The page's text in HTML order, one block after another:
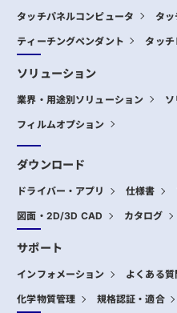
タッチパネルコンピュータ タ
ティーチングペンダント タッチ
ソリューション
業界・用途別ソリューション
フィルムオプション
ダウンロード
ドライバー・アプリ 仕様書
図面・2D/3D CAD カタログ
サポート
インフォメーション よくある質
化学物質管理 規格認証・適合